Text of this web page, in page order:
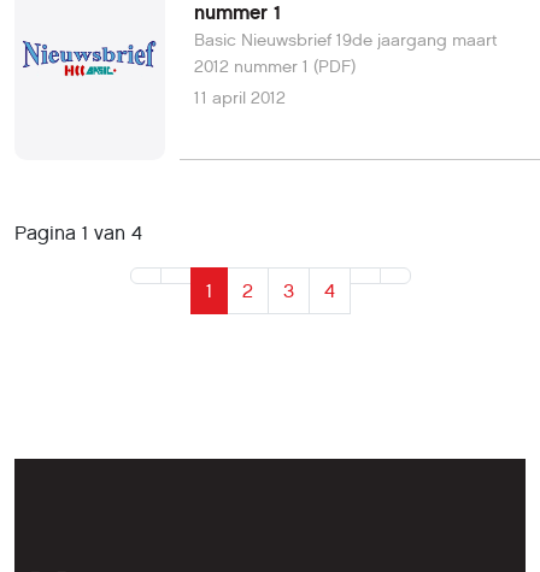
nummer 1
Basic Nieuwsbrief 19de jaargang maart
2012 nummer 1 (PDF)
11 april 2012
Pagina 1 van 4
1 2 3 4